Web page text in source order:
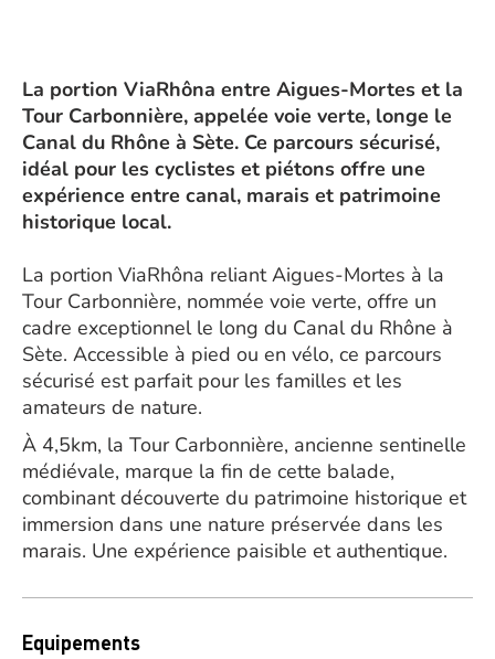
La portion ViaRhôna entre Aigues-Mortes et la
Tour Carbonnière, appelée voie verte, longe le
Canal du Rhône à Sète. Ce parcours sécurisé,
idéal pour les cyclistes et piétons offre une
expérience entre canal, marais et patrimoine
historique local.
La portion ViaRhôna reliant Aigues-Mortes à la
Tour Carbonnière, nommée voie verte, offre un
cadre exceptionnel le long du Canal du Rhône à
Sète. Accessible à pied ou en vélo, ce parcours
sécurisé est parfait pour les familles et les
amateurs de nature.
À 4,5km, la Tour Carbonnière, ancienne sentinelle
médiévale, marque la fin de cette balade,
combinant découverte du patrimoine historique et
immersion dans une nature préservée dans les
marais. Une expérience paisible et authentique.
Equipements